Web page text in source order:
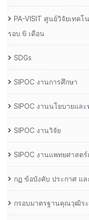
PA-VISIT ศูนย์วิจัยเทค
รอบ 6 เดือน
SDGs
SIPOC งานการศึกษา
SIPOC งานนโยบายแ
SIPOC งานวิจัย
SIPOC งานแพทยศาส
กฏ ข้อบังคับ ประกาศ แล
กรอบมาตรฐานคุณวุฒิร